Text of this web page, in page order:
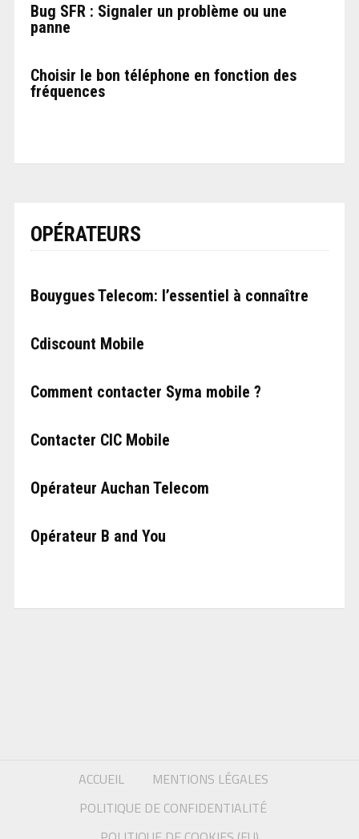
Bug SFR : Signaler un problème ou une
panne
Choisir le bon téléphone en fonction des
fréquences
OPÉRATEURS
Bouygues Telecom: l’essentiel à connaître
Cdiscount Mobile
Comment contacter Syma mobile ?
Contacter CIC Mobile
Opérateur Auchan Telecom
Opérateur B and You
ACCUEIL
MENTIONS LÉGALES
POLITIQUE DE CONFIDENTIALITÉ